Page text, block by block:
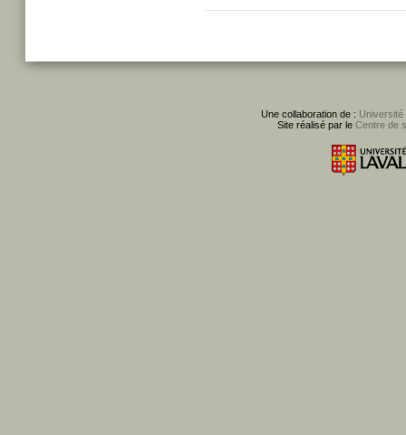
Une collaboration de : Université
Site réalisé par le Centre de